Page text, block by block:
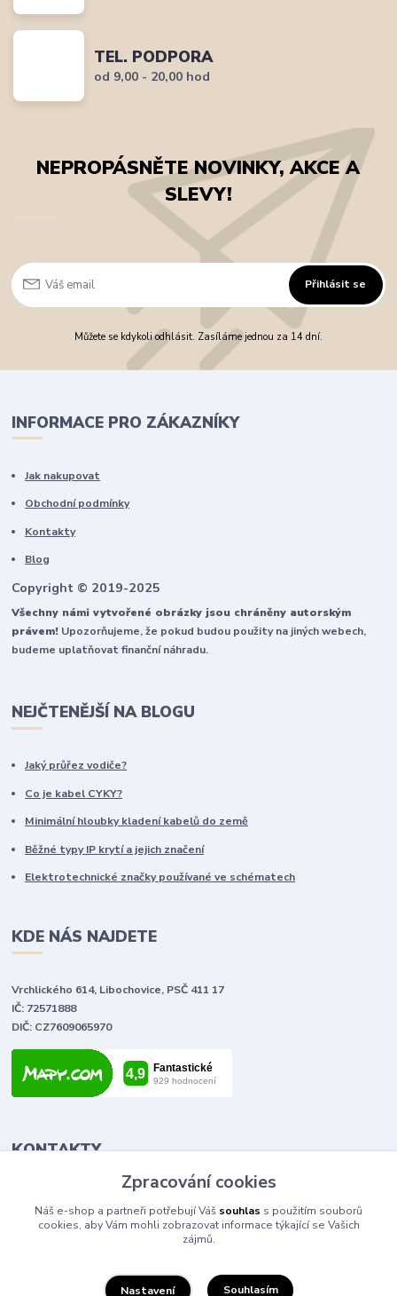
TEL. PODPORA
od 9,00 - 20,00 hod
NEPROPÁSNĚTE NOVINKY, AKCE A
SLEVY!
Přihlásit se
Můžete se kdykoli odhlásit. Zasíláme jednou za 14 dní.
INFORMACE PRO ZÁKAZNÍKY
Jak nakupovat
Obchodní podmínky
Kontakty
Blog
Copyright © 2019-2025
Všechny námi vytvořené obrázky jsou chráněny autorským
právem! Upozorňujeme, že pokud budou použity na jiných webech,
budeme uplatňovat finanční náhradu.
NEJČTENĚJŠÍ NA BLOGU
Jaký průřez vodiče?
Co je kabel CYKY?
Minimální hloubky kladení kabelů do země
Běžné typy IP krytí a jejich značení
Elektrotechnické značky používané ve schématech
KDE NÁS NAJDETE
Vrchlického 614, Libochovice, PSČ 411 17
IČ: 72571888
DIČ: CZ7609065970
KONTAKTY
Tomáš Vlček
+420 702 090 443
volejte od 9,00 - 20,00 hod
info@elektromaterial.cz
Zpracování cookies
Náš e-shop a partneři potřebují Váš souhlas s použitím souborů
cookies, aby Vám mohli zobrazovat informace týkající se Vašich
zájmů.
Nastavení Souhlasím